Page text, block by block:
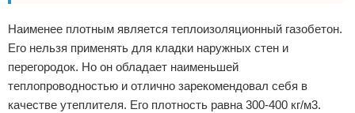
Наименее плотным является теплоизоляционный газобетон.
Его нельзя применять для кладки наружных стен и
перегородок. Но он обладает наименьшей
теплопроводностью и отлично зарекомендовал себя в
качестве утеплителя. Его плотность равна 300-400 кг/м3.